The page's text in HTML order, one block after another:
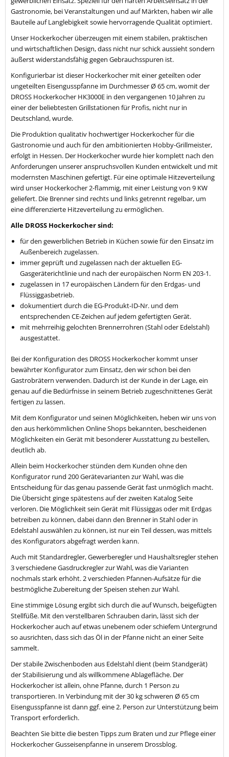
Gastronomie, bei Veranstaltungen und auf Märkten, haben wir alle
Bauteile auf Langlebigkeit sowie hervorragende Qualität optimiert.
Unser Hockerkocher überzeugen mit einem stabilen, praktischen
und wirtschaftlichen Design, dass nicht nur schick aussieht sondern
äußerst widerstandsfähig gegen Gebrauchsspuren ist.
Konfigurierbar ist dieser Hockerkocher mit einer geteilten oder
ungeteilten Eisengusspfanne im Durchmesser Ø 65 cm, womit der
DROSS Hockerkocher HK3000E in den vergangenen 10 Jahren zu
einer der beliebtesten Grillstationen für Profis, nicht nur in
Deutschland, wurde.
Die Produktion qualitativ hochwertiger Hockerkocher für die
Gastronomie und auch für den ambitionierten Hobby-Grillmeister,
erfolgt in Hessen. Der Hockerkocher wurde hier komplett nach den
Anforderungen unserer anspruchsvollen Kunden entwickelt und mit
modernsten Maschinen gefertigt. Für eine optimale Hitzeverteilung
wird unser Hockerkocher 2-flammig, mit einer Leistung von 9 KW
geliefert. Die Brenner sind rechts und links getrennt regelbar, um
eine differenzierte Hitzeverteilung zu ermöglichen.
Alle DROSS Hockerkocher sind:
für den gewerblichen Betrieb in Küchen sowie für den Einsatz im
Außenbereich zugelassen.
immer geprüft und zugelassen nach der aktuellen EG-
Gasgeräterichtlinie und nach der europäischen Norm EN 203-1.
zugelassen in 17 europäischen Ländern für den Erdgas- und
Flüssiggasbetrieb.
dokumentiert durch die EG-Produkt-ID-Nr. und dem
entsprechenden CE-Zeichen auf jedem gefertigten Gerät.
mit mehrreihig gelochten Brennerrohren (Stahl oder Edelstahl)
ausgestattet.
Bei der Konfiguration des DROSS Hockerkocher kommt unser
bewährter Konfigurator zum Einsatz, den wir schon bei den
Gastrobrätern verwenden. Dadurch ist der Kunde in der Lage, ein
genau auf die Bedürfnisse in seinem Betrieb zugeschnittenes Gerät
fertigen zu lassen.
Mit dem Konfigurator und seinen Möglichkeiten, heben wir uns von
den aus herkömmlichen Online Shops bekannten, bescheidenen
Möglichkeiten ein Gerät mit besonderer Ausstattung zu bestellen,
deutlich ab.
Allein beim Hockerkocher stünden dem Kunden ohne den
Konfigurator rund 200 Gerätevarianten zur Wahl, was die
Entscheidung für das genau passende Gerät fast unmöglich macht.
Die Übersicht ginge spätestens auf der zweiten Katalog Seite
verloren. Die Möglichkeit sein Gerät mit Flüssiggas oder mit Erdgas
betreiben zu können, dabei dann den Brenner in Stahl oder in
Edelstahl auswählen zu können, ist nur ein Teil dessen, was mittels
des Konfigurators abgefragt werden kann.
Auch mit Standardregler, Gewerberegler und Haushaltsregler stehen
3 verschiedene Gasdruckregler zur Wahl, was die Varianten
nochmals stark erhöht. 2 verschieden Pfannen-Aufsätze für die
bestmögliche Zubereitung der Speisen stehen zur Wahl.
Eine stimmige Lösung ergibt sich durch die auf Wunsch, beigefügten
Stellfüße. Mit den verstellbaren Schrauben darin, lässt sich der
Hockerkocher auch auf etwas unebenem oder schiefem Untergrund
so ausrichten, dass sich das Öl in der Pfanne nicht an einer Seite
sammelt.
Der stabile Zwischenboden aus Edelstahl dient (beim Standgerät)
der Stabilisierung und als willkommene Ablagefläche. Der
Hockerkocher ist allein, ohne Pfanne, durch 1 Person zu
transportieren. In Verbindung mit der 30 kg schweren Ø 65 cm
Eisengusspfanne ist dann ggf. eine 2. Person zur Unterstützung beim
Transport erforderlich.
Beachten Sie bitte die besten Tipps zum Braten und zur Pflege einer
Hockerkocher Gusseisenpfanne in unserem Drossblog.